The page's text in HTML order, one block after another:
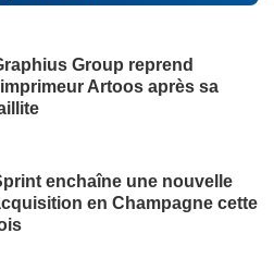
Group reprend
Artoos après sa
enchaîne une nouvelle
en Champagne cette